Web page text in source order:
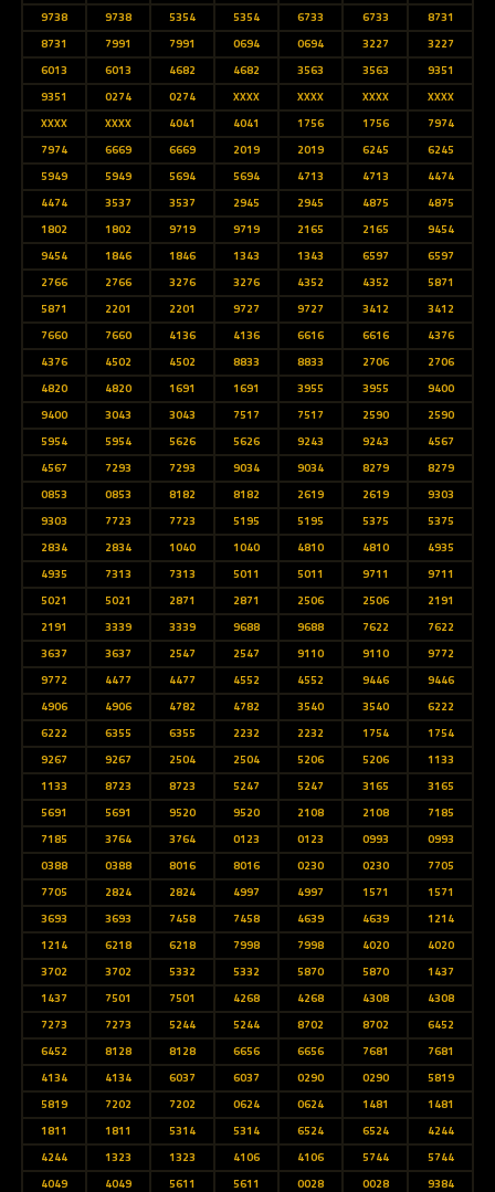
9738
9738 5354 5354 6733 6733
8731
8731
7991 7991 0694 0694 3227
3227
6013
6013 4682 4682 3563 3563
9351
9351
0274 0274 XXXX XXXX XXXX
XXXX
XXXX
XXXX 4041 4041 1756 1756
7974
7974
6669 6669 2019 2019 6245
6245
5949
5949 5694 5694 4713 4713
4474
4474
3537 3537 2945 2945 4875
4875
1802
1802 9719 9719 2165 2165
9454
9454
1846 1846 1343 1343 6597
6597
2766
2766 3276 3276 4352 4352
5871
5871
2201 2201 9727 9727 3412
3412
7660
7660 4136 4136 6616 6616
4376
4376
4502 4502 8833 8833 2706
2706
4820
4820 1691 1691 3955 3955
9400
9400
3043 3043 7517 7517 2590
2590
5954
5954 5626 5626 9243 9243
4567
4567
7293 7293 9034 9034 8279
8279
0853
0853 8182 8182 2619 2619
9303
9303
7723 7723 5195 5195 5375
5375
2834
2834 1040 1040 4810 4810
4935
4935
7313 7313 5011 5011 9711
9711
5021
5021 2871 2871 2506 2506
2191
2191
3339 3339 9688 9688 7622
7622
3637
3637 2547 2547 9110 9110
9772
9772
4477 4477 4552 4552 9446
9446
4906
4906 4782 4782 3540 3540
6222
6222
6355 6355 2232 2232 1754
1754
9267
9267 2504 2504 5206 5206
1133
1133
8723 8723 5247 5247 3165
3165
5691
5691 9520 9520 2108 2108
7185
7185
3764 3764 0123 0123 0993
0993
0388
0388 8016 8016 0230 0230
7705
7705
2824 2824 4997 4997 1571
1571
3693
3693 7458 7458 4639 4639
1214
1214
6218 6218 7998 7998 4020
4020
3702
3702 5332 5332 5870 5870
1437
1437
7501 7501 4268 4268 4308
4308
7273
7273 5244 5244 8702 8702
6452
6452
8128 8128 6656 6656 7681
7681
4134
4134 6037 6037 0290 0290
5819
5819
7202 7202 0624 0624 1481
1481
1811
1811 5314 5314 6524 6524
4244
4244
1323 1323 4106 4106 5744
5744
4049
4049 5611 5611 0028 0028
9384